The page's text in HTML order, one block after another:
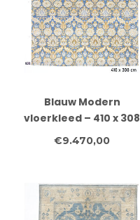
Blauw Modern
vloerkleed – 410 x 308
cm – handgeknoopt
€9.470,00